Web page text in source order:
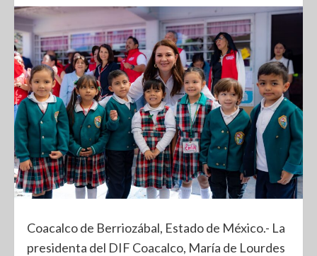
Coacalco de Berriozábal, Estado de México.- La
presidenta del DIF Coacalco, María de Lourdes